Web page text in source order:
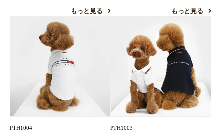
もっと見る もっと見る
PTH1004 PTH1003
お買い物を続ける